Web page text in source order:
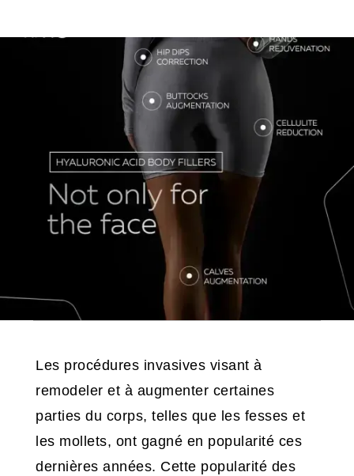
Les procédures invasives visant à
remodeler et à augmenter certaines
parties du corps, telles que les fesses et
les mollets, ont gagné en popularité ces
dernières années. Cette popularité des